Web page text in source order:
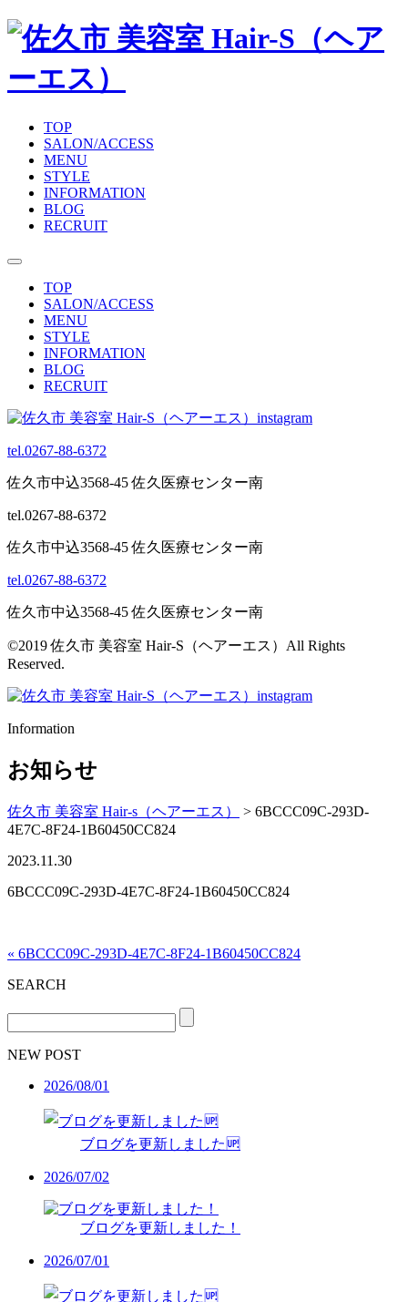
TOP
SALON/ACCESS
MENU
STYLE
INFORMATION
BLOG
RECRUIT
TOP
SALON/ACCESS
MENU
STYLE
INFORMATION
BLOG
RECRUIT
tel.0267-88-6372
佐久市中込3568-45 佐久医療センター南
tel.0267-88-6372
佐久市中込3568-45 佐久医療センター南
tel.0267-88-6372
佐久市中込3568-45 佐久医療センター南
©2019 佐久市 美容室 Hair-S（ヘアーエス）All Rights
Reserved.
Information
お知らせ
佐久市 美容室 Hair-s（ヘアーエス） > 6BCCC09C-293D-
4E7C-8F24-1B60450CC824
2023.11.30
6BCCC09C-293D-4E7C-8F24-1B60450CC824
« 6BCCC09C-293D-4E7C-8F24-1B60450CC824
SEARCH
NEW POST
2026/08/01
ブログを更新しました🆙
2026/07/02
ブログを更新しました！
2026/07/01